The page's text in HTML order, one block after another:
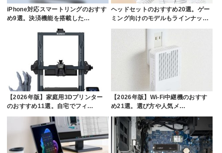
iPhone対応スマートリングのおすす
め9選。決済機能を搭載した…
ヘッドセットのおすすめ20選。ゲー
ミング向けのモデルもラインナッ…
【2026年版】家庭用3Dプリンター
のおすすめ11選。自宅でフィ…
【2026年版】Wi-Fi中継機のおすす
め21選。選び方や人気メ…